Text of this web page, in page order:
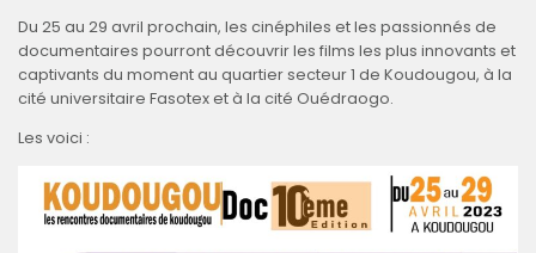
Du 25 au 29 avril prochain, les cinéphiles et les passionnés de
documentaires pourront découvrir les films les plus innovants et
captivants du moment au quartier secteur 1 de Koudougou, à la
cité universitaire Fasotex et à la cité Ouédraogo.
Les voici :